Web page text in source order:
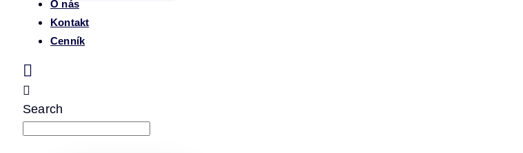
O nás
Kontakt
Cenník
Search